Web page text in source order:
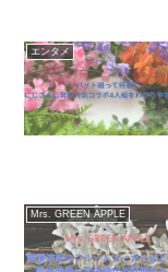
エンタメ
Mrs. GREEN APPLE